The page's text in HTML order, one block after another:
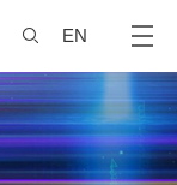
EN